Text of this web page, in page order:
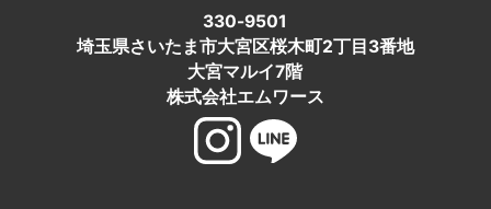
330-9501
埼玉県さいたま市大宮区桜木町2丁目3番地
大宮マルイ7階
株式会社エムワース